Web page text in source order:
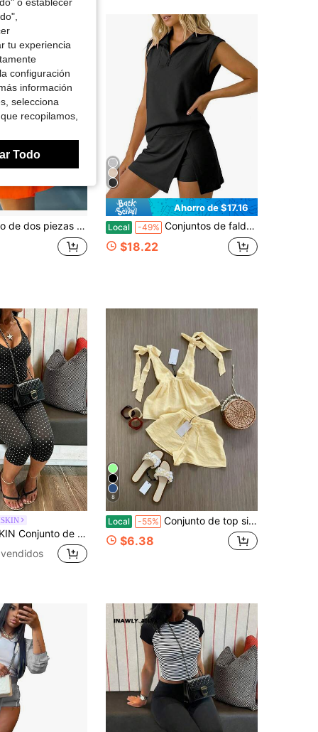
cintura alta, estilo de oficina moderno, blazer oversize con solapa, ajuste para uso diario y desplazamientos, tela tejida lisa, multicolor
Ahorro de $17.16
Local -49% Conjuntos de falda de 2 piezas para mujer, sudadera sin mangas con media cremallera, faldas pantalón deportivas, conjuntos de tenis, chándales informales.
$18.22
verano/otoño, con lunares básicos, tirantes finos, top camisola ajustado + leggings de largo capri, estilo elegante de calle
8
Local -55% Conjunto de top sin mangas con diseño elegante de lazo y shorts. Conjunto elegante de camisola y shorts para ir al trabajo y al fin de semana. Conjunto de dos piezas para verano
$6.38
tu experiencia
configuración
información
selecciona
recopilamos,
Todo